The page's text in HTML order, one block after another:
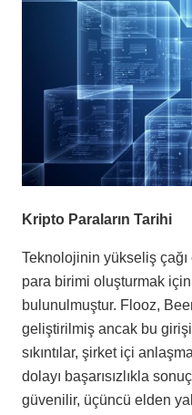
Kripto Paraların Tarihi
Teknolojinin yükseliş
para birimi oluşturmak
bulunulmuştur. Flooz,
geliştirilmiş ancak bu
sıkıntılar, şirket içi
dolayı başarısızlıkla
güvenilir, üçüncü elden